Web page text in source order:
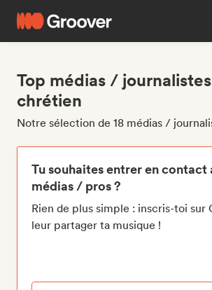
Top médias /
chrétien
Notre sélection de 18 médias /
Tu souhaites entrer en contact
médias / pros ?
Rien de plus simple : inscris-toi sur
leur partager ta musique !